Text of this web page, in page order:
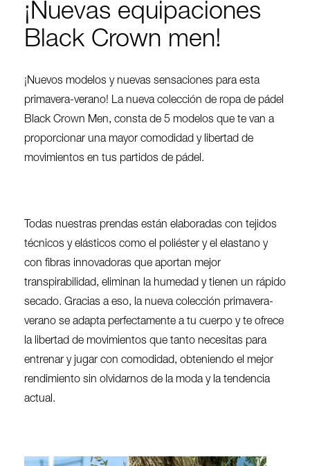
¡Nuevas equipaciones
Black Crown men!
¡Nuevos modelos y nuevas sensaciones para esta
primavera-verano! La nueva colección de ropa de pádel
Black Crown Men, consta de 5 modelos que te van a
proporcionar una mayor comodidad y libertad de
movimientos en tus partidos de pádel.
Todas nuestras prendas están elaboradas con tejidos
técnicos y elásticos como el poliéster y el elastano y
con fibras innovadoras que aportan mejor
transpirabilidad, eliminan la humedad y tienen un rápido
secado. Gracias a eso, la nueva colección primavera-
verano se adapta perfectamente a tu cuerpo y te ofrece
la libertad de movimientos que tanto necesitas para
entrenar y jugar con comodidad, obteniendo el mejor
rendimiento sin olvidarnos de la moda y la tendencia
actual.